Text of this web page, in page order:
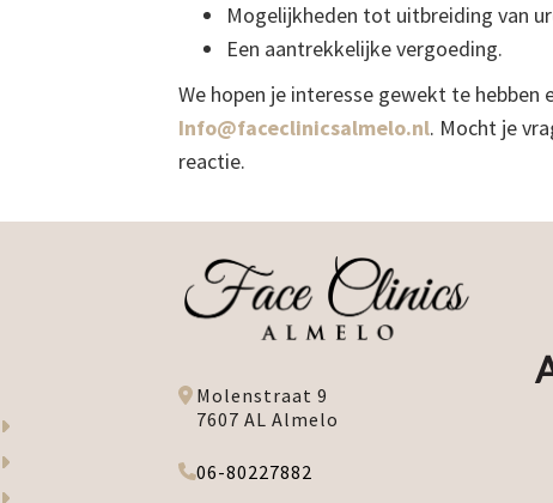
Mogelijkheden tot uitbreiding van
Een aantrekkelijke vergoeding.
We hopen je interesse gewekt te
Info@faceclinicsalmelo.nl. Mocht je
reactie.
Molenstraat 9
7607 AL Almelo
06-80227882